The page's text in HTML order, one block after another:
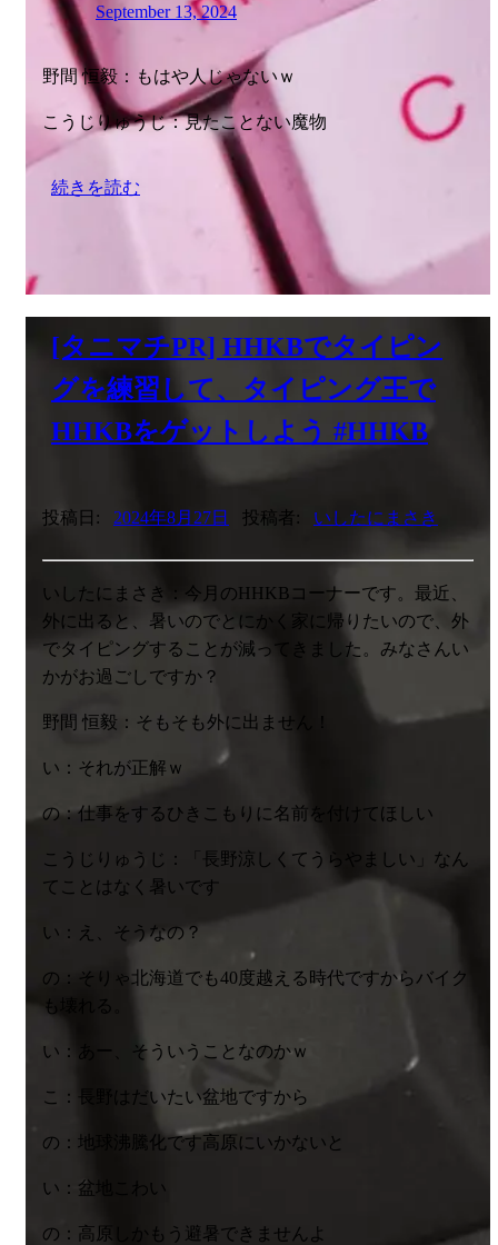
September 13, 2024
野間 恒毅：もはや人じゃないｗ
こうじりゅうじ：見たことない魔物
続きを読む
[タニマチPR] HHKBでタイピン
グを練習して、タイピング王で
HHKBをゲットしよう #HHKB
投稿日: 2024年8月27日 投稿者: いしたにまさき
いしたにまさき：今月のHHKBコーナーです。最近、
外に出ると、暑いのでとにかく家に帰りたいので、外
でタイピングすることが減ってきました。みなさんい
かがお過ごしですか？
野間 恒毅：そもそも外に出ません！
い：それが正解ｗ
の：仕事をするひきこもりに名前を付けてほしい
こうじりゅうじ：「長野涼しくてうらやましい」なん
てことはなく暑いです
い：え、そうなの？
の：そりゃ北海道でも40度越える時代ですからバイク
も壊れる。
い：あー、そういうことなのかｗ
こ：長野はだいたい盆地ですから
の：地球沸騰化です高原にいかないと
い：盆地こわい
の：高原しかもう避暑できませんよ